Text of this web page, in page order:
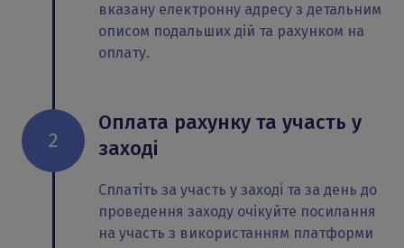
вказану електронну адресу з детальним
описом подальших дій та рахунком на
оплату.
2
Оплата рахунку та участь у
заході
Сплатіть за участь у заході та за день до
проведення заходу очікуйте посилання
на участь з використанням платформи